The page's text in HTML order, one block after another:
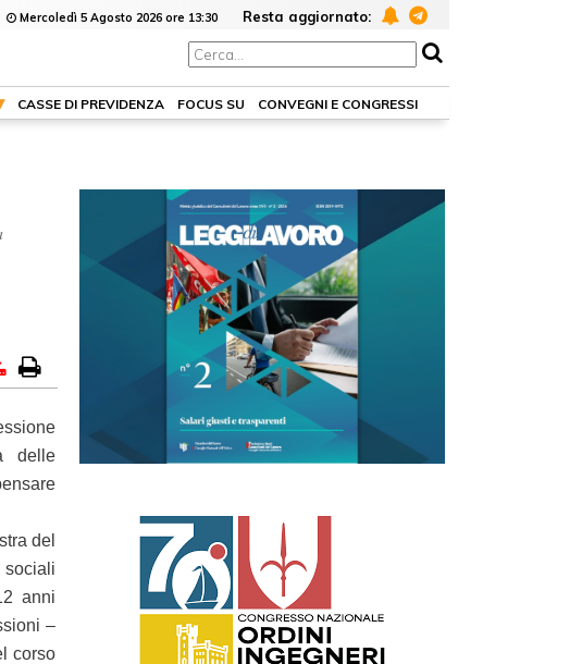
Mercoledì 5 Agosto 2026 ore 13:30 Resta aggiornato:
CASSE DI PREVIDENZA FOCUS SU CONVEGNI E CONGRESSI
delle
del
sociali
anni
–
corso